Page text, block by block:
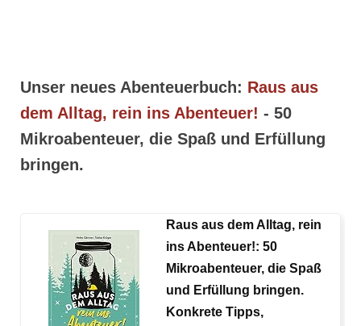
Unser neues Abenteuerbuch: Raus aus
dem Alltag, rein ins Abenteuer! - 50
Mikroabenteuer, die Spaß und Erfüllung
bringen.
Raus aus dem Alltag, rein
ins Abenteuer!: 50
Mikroabenteuer, die Spaß
und Erfüllung bringen.
Konkrete Tipps,